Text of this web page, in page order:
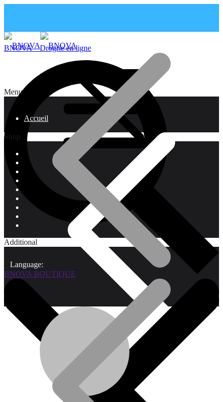
Menu
Accueil
Qui sommes-nous?
Shop
Additional
Language:
BNOVA – Drogrie en ligne
BNOVA BOUTIQUE